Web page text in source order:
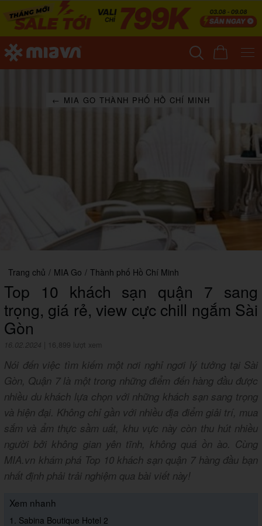
← MIA GO THÀNH PHỐ HỒ CHÍ MINH
Trang chủ / MIA Go / Thành phố Hồ Chí Minh
Top 10 khách sạn quận 7 sang
trọng, giá rẻ, view cực chill ngắm Sài
Gòn
16.02.2024 16,899 lượt xem
Nói đến việc tìm kiếm một nơi nghỉ ngơi lý tưởng tại Sài
Gòn, Quận 7 là một trong những điểm đến hàng đầu được
nhiều du khách lựa chọn với những khách sạn sang trọng
và hiện đại. Không chỉ gần với nhiều địa điểm giải trí, mua
sắm và ẩm thực sầm uất, khu vực này còn thu hút nhiều
người bởi không gian yên tĩnh, không quá ồn ào. Cùng
MIA.vn khám phá Top 10 khách sạn quận 7 hàng đầu bạn
nhất định phải trải nghiệm qua bài viết này!
Xem nhanh
1. Sabina Boutique Hotel 2